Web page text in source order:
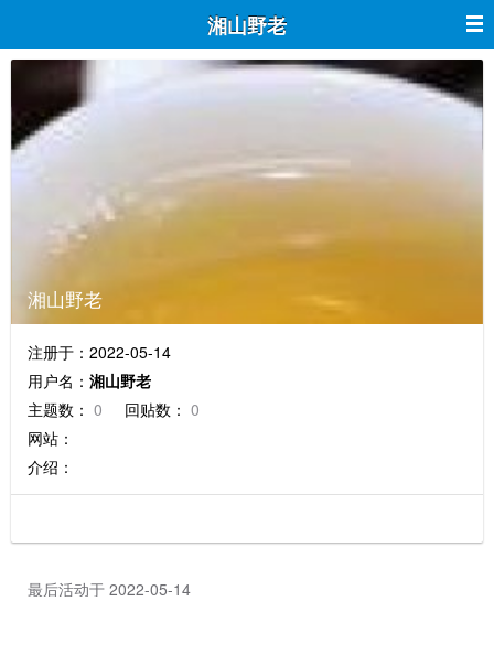
湘山野老
湘山野老
注册于：2022-05-14
用户名： 湘山野老
主题数： 0 回贴数： 0
网站：
介绍：
最后活动于 2022-05-14